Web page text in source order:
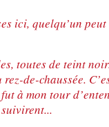
ici, quelqu’un peut
toutes de teint
de-chaussée.
à mon tour